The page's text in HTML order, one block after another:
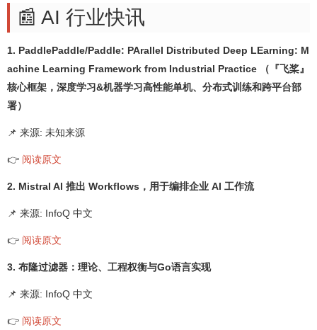
📰 AI 行业快讯
1. PaddlePaddle/Paddle: PArallel Distributed Deep LEarning: M
achine Learning Framework from Industrial Practice （『飞桨』
核心框架，深度学习&机器学习高性能单机、分布式训练和跨平台部
署）
📌 来源: 未知来源
👉 阅读原文
2. Mistral AI 推出 Workflows，用于编排企业 AI 工作流
📌 来源: InfoQ 中文
👉 阅读原文
3. 布隆过滤器：理论、工程权衡与Go语言实现
📌 来源: InfoQ 中文
👉 阅读原文